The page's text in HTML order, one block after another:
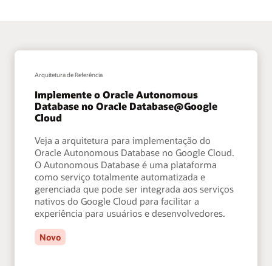
Arquitetura de Referência
Implemente o Oracle Autonomous
Database no Oracle Database@Google
Cloud
Veja a arquitetura para implementação do
Oracle Autonomous Database no Google Cloud.
O Autonomous Database é uma plataforma
como serviço totalmente automatizada e
gerenciada que pode ser integrada aos serviços
nativos do Google Cloud para facilitar a
experiência para usuários e desenvolvedores.
Novo